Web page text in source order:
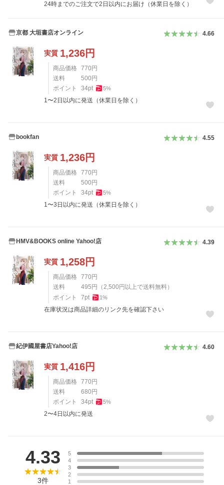
24時までのご注文で2日以内にお届け（休業日を除く）
京都 大垣書店オンライン 4.66
実質 1,236円
商品価格 770 円
送料
500 円
ポイント
34pt 5%
1〜2日以内に発送（休業日を除く）
bookfan 4.55
実質 1,236円
商品価格 770 円
送料
500 円
ポイント
34pt 5%
1〜3日以内に発送（休業日を除く）
HMV&BOOKS online Yahoo!店 4.39
実質 1,258円
商品価格 770 円
送料
495 円 （2,500 円以上で送料無料）
ポイント
7pt 1%
在庫状況は商品詳細のリンク先を確認下さい
紀伊國屋書店Yahoo!店 4.60
実質 1,416円
商品価格 770 円
送料
680 円
ポイント
34pt 5%
2〜4日以内に発送
4.33
3件
5
4
3
2
1